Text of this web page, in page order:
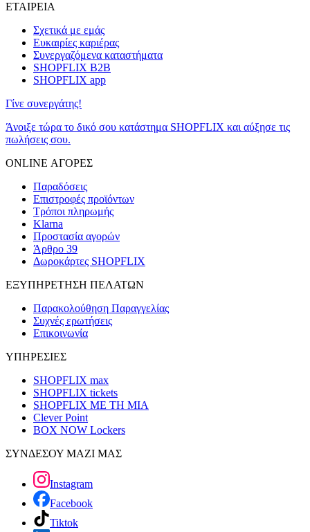
ΕΤΑΙΡΕΙΑ
Σχετικά με εμάς
Ευκαιρίες καριέρας
Συνεργαζόμενα καταστήματα
SHOPFLIX B2B
SHOPFLIX app
Γίνε συνεργάτης!
Άνοιξε τώρα το δικό σου κατάστημα SHOPFLIX και αύξησε τις
πωλήσεις σου.
ONLINE ΑΓΟΡΕΣ
Παραδόσεις
Επιστροφές προϊόντων
Τρόποι πληρωμής
Klarna
Προστασία αγορών
Άρθρο 39
Δωροκάρτες SHOPFLIX
ΕΞΥΠΗΡΕΤΗΣΗ ΠΕΛΑΤΩΝ
Παρακολούθηση Παραγγελίας
Συχνές ερωτήσεις
Επικοινωνία
ΥΠΗΡΕΣΙΕΣ
SHOPFLIX max
SHOPFLIX tickets
SHOPFLIX ΜΕ ΤΗ ΜΙΑ
Clever Point
BOX NOW Lockers
ΣΥΝΔΕΣΟΥ ΜΑΖΙ ΜΑΣ
Instagram
Facebook
Tiktok